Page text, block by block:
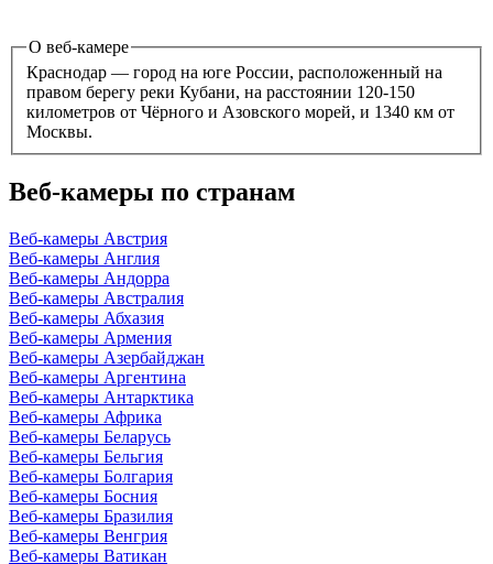
О веб-камере
Краснодар — город на юге России, расположенный на
правом берегу реки Кубани, на расстоянии 120-150
километров от Чёрного и Азовского морей, и 1340 км от
Москвы.
Веб-камеры по странам
Веб-камеры Австрия
Веб-камеры Англия
Веб-камеры Андорра
Веб-камеры Австралия
Веб-камеры Абхазия
Веб-камеры Армения
Веб-камеры Азербайджан
Веб-камеры Аргентина
Веб-камеры Антарктика
Веб-камеры Африка
Веб-камеры Беларусь
Веб-камеры Бельгия
Веб-камеры Болгария
Веб-камеры Босния
Веб-камеры Бразилия
Веб-камеры Венгрия
Веб-камеры Ватикан